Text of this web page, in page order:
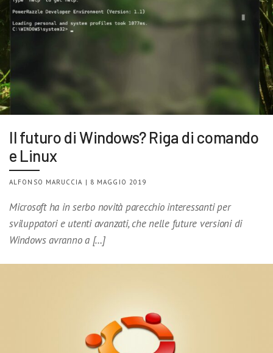
Il futuro di Windows? Riga di comando
e Linux
ALFONSO MARUCCIA | 8 MAGGIO 2019
Microsoft ha in serbo novità parecchio interessanti per
sviluppatori e utenti avanzati, che nelle future versioni di
Windows avranno a […]